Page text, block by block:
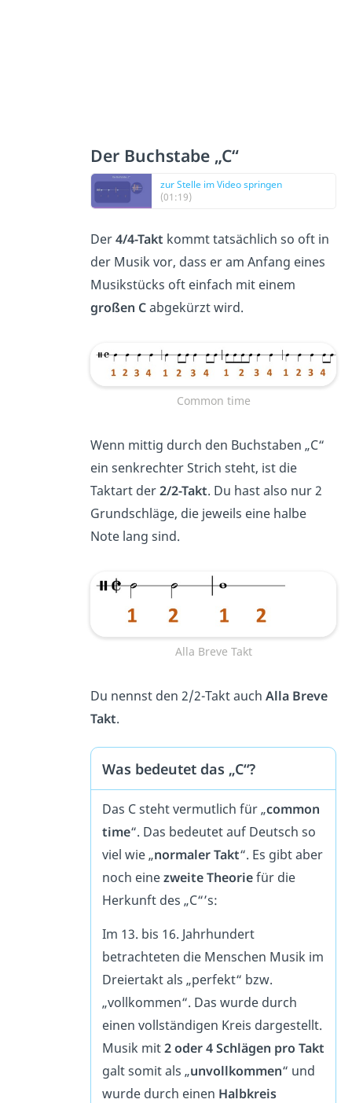
Der Buchstabe „C“
zur Stelle im Video springen
(01:19)
Der4/4-Takt kommt tatsächlich so oft in
der Musik vor, dass er am Anfang eines
Musikstücks oft einfach mit einem
großen Cabgekürzt wird.
Common time
Wenn mittig durch den Buchstaben „C“
ein senkrechter Strich steht, ist die
Taktart der2/2-Takt. Du hast also nur 2
Grundschläge, die jeweils eine halbe
Note lang sind.
Alla Breve Takt
Du nennst den 2/2-Takt auch Alla Breve
Takt.
Was bedeutet das „C“?
Das C steht vermutlich für „common
time“. Das bedeutet auf Deutsch so
viel wie „normaler Takt“. Es gibt aber
noch einezweite Theoriefür die
Herkunft des „C“’s:
Im 13. bis 16. Jahrhundert
betrachteten die Menschen Musik im
Dreiertakt als „perfekt“ bzw.
„vollkommen“. Das wurde durch
einen vollständigen Kreis dargestellt.
Musik mit2 oder 4 Schlägen pro Takt
galt somit als „unvollkommen“ und
wurde durch einen Halbkreis